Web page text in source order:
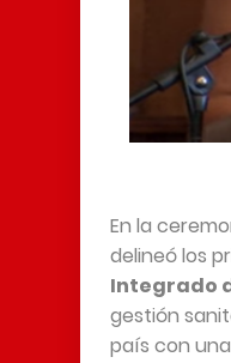
En la
delineó los
Integrado
gestión
país con